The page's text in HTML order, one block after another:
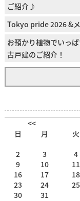
ご紹介♪
Tokyo pride 2026 &
お預かり植物でいっ
古戸建のご紹介！
<<
日
月 火
2
3 4
9
10 11
16
17 18
23
24 25
30
31